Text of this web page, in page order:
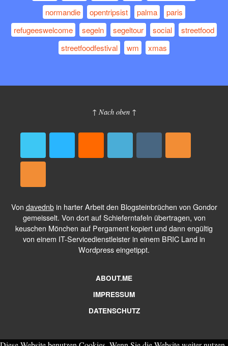
normandie
opentripsist palma
paris
refugeeswelcome
segeln segeltour social
streetfood
streetfoodfestival
wm xmas
↑ Nach oben ↑
Von davednbin harter Arbeit den Blogsteinbrüchen von Gondor
gemeisselt. Von dort auf Schieferntafeln übertragen, von
keuschen Mönchen auf Pergament kopiert und dann engültig
von einem IT-Servicedienstleister in einem BRIC Land in
Wordpress eingetippt.
ABOUT.ME
IMPRESSUM
DATENSCHUTZ